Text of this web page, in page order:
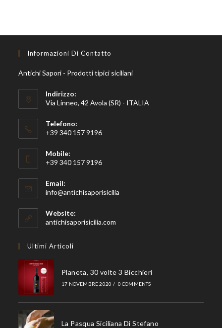
Informazioni Di Contatto
Antichi Sapori - Prodotti tipici siciliani
Indirizzo:
Via Linneo, 42 Avola (SR) - ITALIA
Telefono:
+39 340 157 9196
Mobile:
+39 340 157 9196
Email:
info@antichisaporisicilia
Website:
antichisaporisicilia.com
Ultimi Articoli
Planeta, 30 volte 3 Bicchieri
17 NOVEMBRE 2020 / 0 COMMENTS
La Pasqua Siciliana Di Stefano